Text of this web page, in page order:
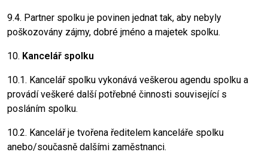
9.4. Partner spolku je povinen jednat tak, aby nebyly
poškozovány zájmy, dobré jméno a majetek spolku.
10. Kancelář spolku
10.1. Kancelář spolku vykonává veškerou agendu spolku a
provádí veškeré další potřebné činnosti související s
posláním spolku.
10.2. Kancelář je tvořena ředitelem kanceláře spolku
anebo/současně dalšími zaměstnanci.